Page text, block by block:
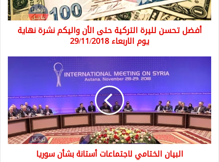
نشرة
نهاية
يومأفضل تحسن لليرة التركية حتى الأن واليكم نشرة نهاية
يوم الاربعاء 29/11/2018
أستانة
بشأن
سوريا
البيان الختامي لاجتماعات أستانة بشأن سوريا